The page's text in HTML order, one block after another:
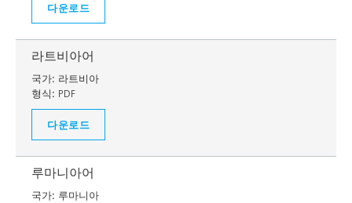
다운로드
라트비아어
국가: 라트비아
형식: PDF
다운로드
루마니아어
국가: 루마니아